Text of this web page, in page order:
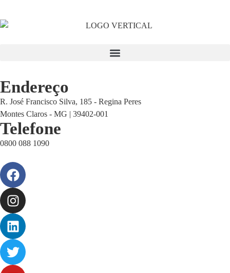
Endereço
R. José Francisco Silva, 185 - Regina Peres
Montes Claros - MG | 39402-001
Telefone
0800 088 1090